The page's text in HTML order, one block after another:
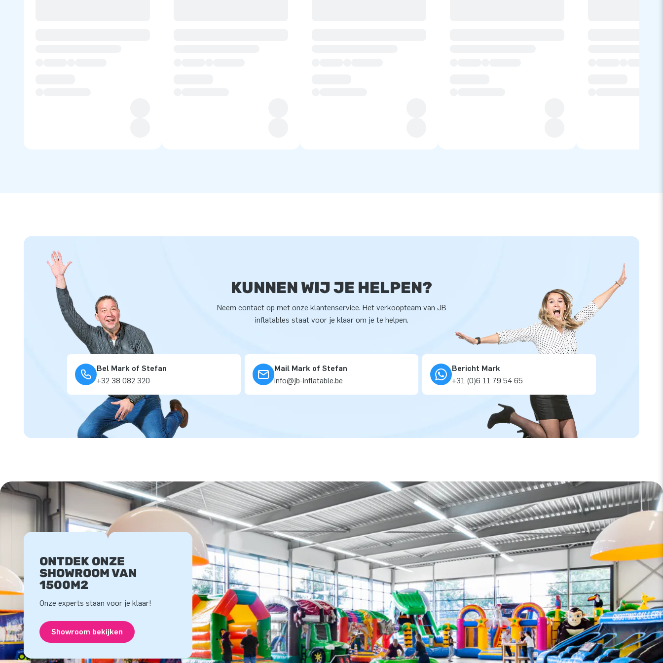
KUNNEN WIJ JE HELPEN?
Neem contact op met onze klantenservice. Het verkoopteam van JB
inflatables staat voor je klaar om je te helpen.
Bel Mark of Stefan
+32 38 082 320
Mail Mark of Stefan
info@jb-inflatable.be
Bericht Mark
+31 (0)6 11 79 54 65
ONTDEK ONZE
SHOWROOM VAN
1500M2
Onze experts staan voor je klaar!
Showroom bekijken